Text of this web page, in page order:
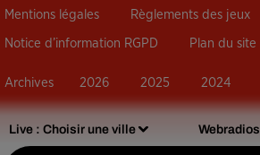
Live : Choisir une ville Webradios
Mentions légales Règlements des jeux
Notice d’information RGPD Plan du site
Archives 2026 2025 2024